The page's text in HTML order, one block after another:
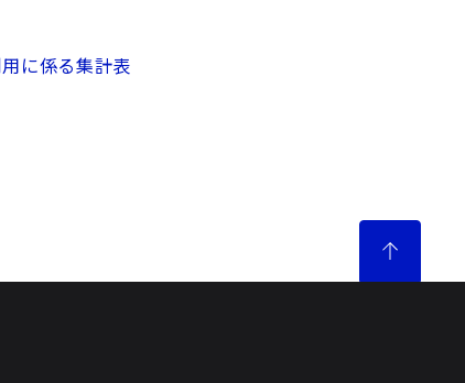
に係る集計表